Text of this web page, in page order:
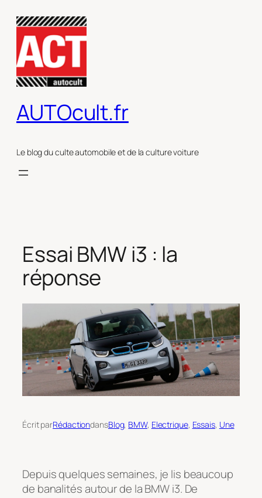
contenu
AUTOcult.fr
Le blog du culte automobile et de la culture voiture
Essai BMW i3 : la
réponse
Écrit parRédactiondansBlog, BMW, Electrique, Essais, Une
Depuis quelques semaines, je lis beaucoup
de banalités autour de la BMW i3. De